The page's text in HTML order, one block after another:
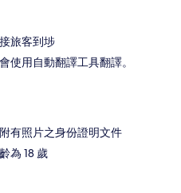
旅客到埗
使用自動翻譯工具翻譯。
有照片之身份證明文件
為 18 歲